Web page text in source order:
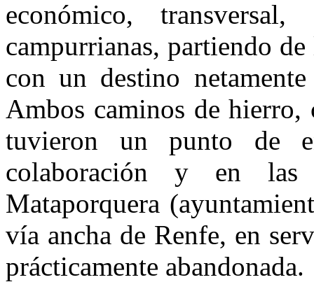
económico,
campurrianas, partiendo
con un destino
Ambos caminos de
tuvieron un punto de
colaboración y en
Mataporquera
vía ancha de Renfe, en
prácticamente abandonada.